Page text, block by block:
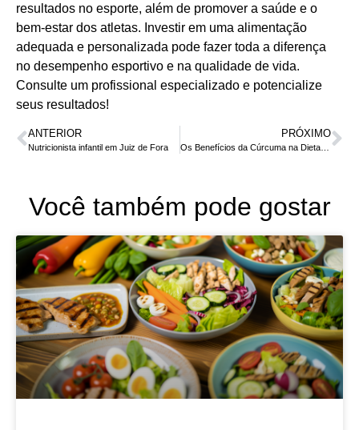
resultados no esporte, além de promover a saúde e o
bem-estar dos atletas. Investir em uma alimentação
adequada e personalizada pode fazer toda a diferença
no desempenho esportivo e na qualidade de vida.
Consulte um profissional especializado e potencialize
seus resultados!
ANTERIOR
Nutricionista infantil em Juiz de Fora
PRÓXIMO
Os Benefícios da Cúrcuma na Dieta: Como Incorporá-la para Melhorar a Saúde e o Metabolismo
Você também pode gostar